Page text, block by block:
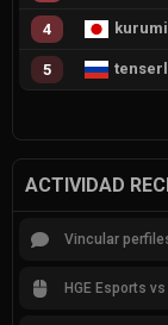
4
5
ACTIVIDAD
Vincular
HGE Esports